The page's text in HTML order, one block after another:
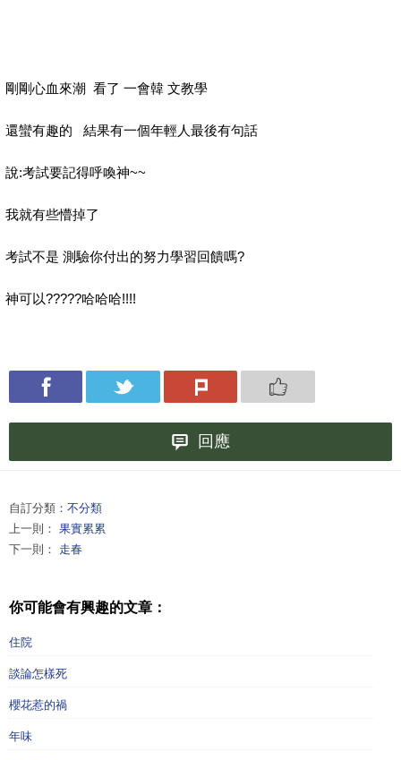
剛剛心血來潮 看了 一會韓 文教學
還蠻有趣的 結果有一個年輕人最後有句話
說:考試要記得呼喚神~~
我就有些懵掉了
考試不是 測驗你付出的努力學習回饋嗎?
神可以?????哈哈哈!!!!
回應
自訂分類： 不分類
上一則： 果實累累
下一則： 走春
你可能會有興趣的文章：
住院
談論怎樣死
櫻花惹的禍
年味